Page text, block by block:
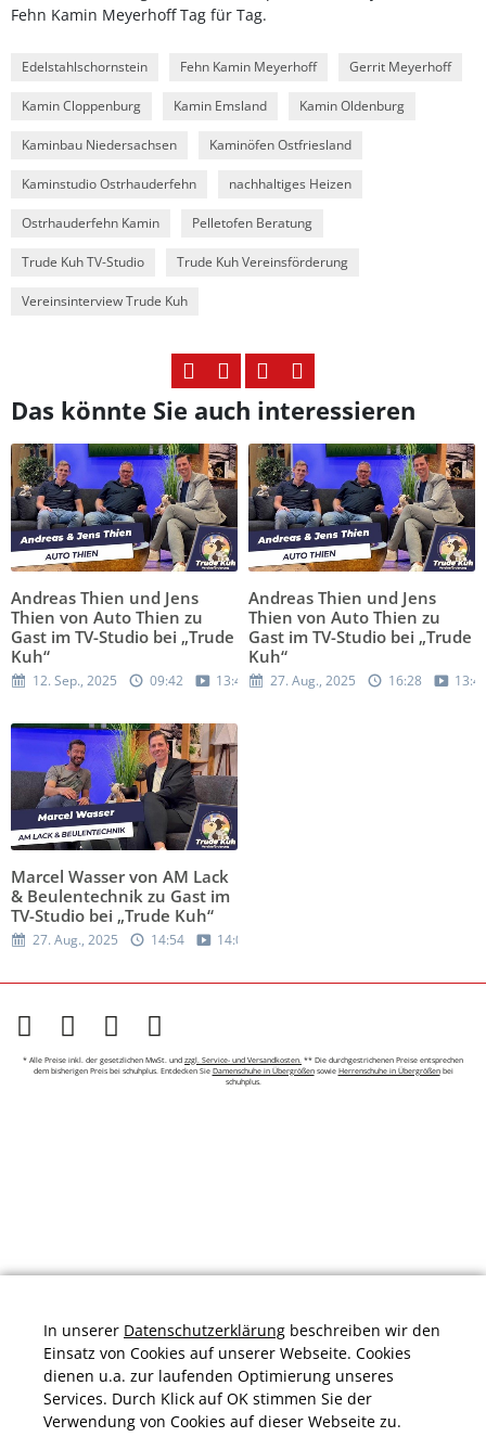
Fehn Kamin Meyerhoff Tag für Tag.
Edelstahlschornstein Fehn Kamin Meyerhoff Gerrit Meyerhoff
Kamin Cloppenburg Kamin Emsland Kamin Oldenburg
Kaminbau Niedersachsen Kaminöfen Ostfriesland
Kaminstudio Ostrhauderfehn nachhaltiges Heizen
Ostrhauderfehn Kamin Pelletofen Beratung
Trude Kuh TV-Studio Trude Kuh Vereinsförderung
Vereinsinterview Trude Kuh
Das könnte Sie auch interessieren
Andreas Thien und Jens
Thien von Auto Thien zu
Gast im TV-Studio bei „Trude
Kuh“
12. Sep., 2025 09:42 13:47
Andreas Thien und Jens
Thien von Auto Thien zu
Gast im TV-Studio bei „Trude
Kuh“
27. Aug., 2025 16:28
Marcel Wasser von AM Lack
& Beulentechnik zu Gast im
TV-Studio bei „Trude Kuh“
27. Aug., 2025 14:54 14:04
* Alle Preise inkl. der gesetzlichen MwSt. und zzgl. Service- und Versandkosten. ** Die durchgestrichenen Preise entsprechen
dem bisherigen Preis bei schuhplus. Entdecken Sie Damenschuhe in Übergrößensowie Herrenschuhe in Übergrößenbei
schuhplus.
In unserer Datenschutzerklärung beschreiben wir den
Einsatz von Cookies auf unserer Webseite. Cookies
dienen u.a. zur laufenden Optimierung unseres
Services. Durch Klick auf OK stimmen Sie der
Verwendung von Cookies auf dieser Webseite zu.